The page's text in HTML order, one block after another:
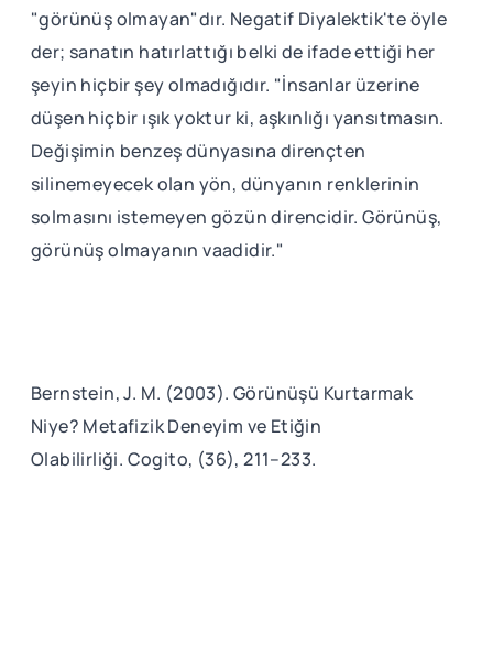
"görünüş olmayan"dır. Negatif Diyalektik'te öyle
der; sanatın hatırlattığı belki de ifade ettiği her
şeyin hiçbir şey olmadığıdır. "İnsanlar üzerine
düşen hiçbir ışık yoktur ki, aşkınlığı yansıtmasın.
Değişimin benzeş dünyasına dirençten
silinemeyecek olan yön, dünyanın renklerinin
solmasını istemeyen gözün direncidir. Görünüş,
görünüş olmayanın vaadidir."
Bernstein, J. M. (2003). Görünüşü Kurtarmak
Niye? Metafizik Deneyim ve Etiğin
Olabilirliği. Cogito, (36), 211–233.